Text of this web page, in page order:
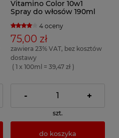
Vitamino Color 10w1
Spray do włosów 190ml
4 oceny
75,00 zł
zawiera 23% VAT, bez kosztów
dostawy
( 1 x 100ml = 39,47 zł )
- +
szt.
do koszyka